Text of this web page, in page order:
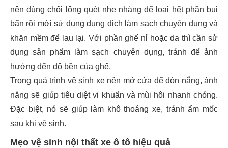
nên dùng chổi lông quét nhẹ nhàng để loại hết phần bụi
bẩn rồi mới sử dụng dung dịch làm sạch chuyên dụng và
khăn mềm để lau lại. Với phần ghế nỉ hoặc da thì cần sử
dụng sản phẩm làm sạch chuyên dụng, tránh để ảnh
hưởng đến độ bền của ghế.
Trong quá trình vệ sinh xe nên mở cửa để đón nắng, ánh
nắng sẽ giúp tiêu diệt vi khuẩn và mùi hôi nhanh chóng.
Đặc biệt, nó sẽ giúp làm khô thoáng xe, tránh ẩm mốc
sau khi vệ sinh.
Mẹo vệ sinh nội thất xe ô tô hiệu quả